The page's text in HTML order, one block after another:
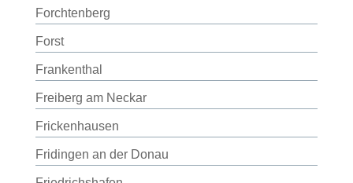
Forchtenberg
Forst
Frankenthal
Freiberg am Neckar
Frickenhausen
Fridingen an der Donau